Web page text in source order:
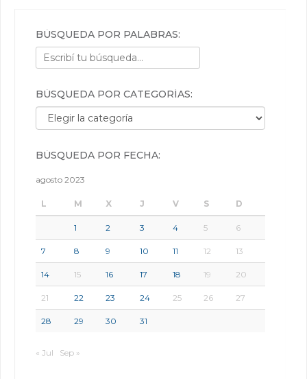
BÚSQUEDA POR PALABRAS:
BÚSQUEDA POR CATEGORÍAS:
Búsqueda por categorías:
BÚSQUEDA POR FECHA:
agosto 2023
L M X J V S D
1 2 3 4 5 6
7 8 9 10 11 12 13
14 15 16 17 18 19 20
21 22 23 24 25 26 27
28 29 30 31
« Jul Sep »